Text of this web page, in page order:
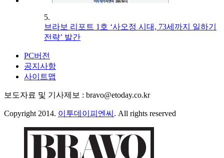
5.
브라보 리포트 1호 ‘사오정 시대, 73세까지 일하기
전략’ 발간
PC버전
공지사항
사이트맵
보도자료 및 기사제보 : bravo@etoday.co.kr
Copyright 2014. 이투데이피엔씨 . All rights reserved